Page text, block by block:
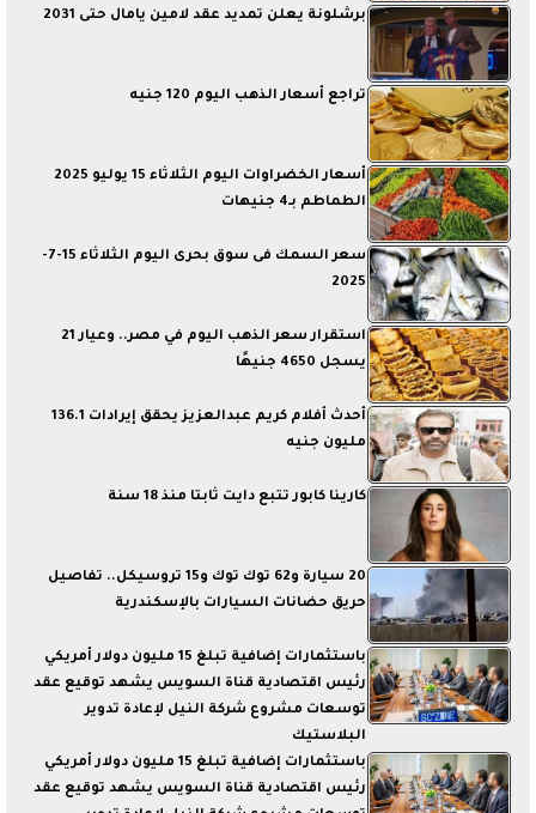
برشلونة يعلن تمديد عقد لامين يامال حتى 2031
تراجع أسعار الذهب اليوم 120 جنيه
أسعار الخضراوات اليوم الثلاثاء 15 يوليو 2025
الطماطم بـ4 جنيهات
سعر السمك فى سوق بحرى اليوم الثلاثاء 15-7-
2025
استقرار سعر الذهب اليوم في مصر.. وعيار 21
يسجل 4650 جنيهًا
أحدث أفلام كريم عبدالعزيز يحقق إيرادات 136.1
مليون جنيه
كارينا كابور تتبع دايت ثابتا منذ 18 سنة
20 سيارة و62 توك توك و15 تروسيكل.. تفاصيل
حريق حضانات السيارات بالإسكندرية
باستثمارات إضافية تبلغ 15 مليون دولار أمريكي
رئيس اقتصادية قناة السويس يشهد توقيع عقد
توسعات مشروع شركة النيل لإعادة تدوير
البلاستيك
باستثمارات إضافية تبلغ 15 مليون دولار أمريكي
رئيس اقتصادية قناة السويس يشهد توقيع عقد